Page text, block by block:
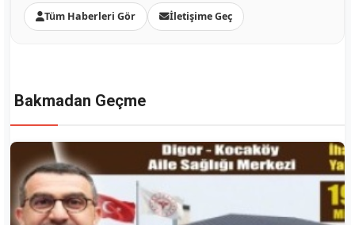
Tüm Haberleri Gör İletişime Geç
Bakmadan Geçme